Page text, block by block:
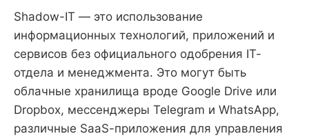
Shadow-IT — это использование
информационных технологий, приложений и
сервисов без официального одобрения IT-
отдела и менеджмента. Это могут быть
облачные хранилища вроде Google Drive или
Dropbox, мессенджеры Telegram и WhatsApp,
различные SaaS-приложения для управления